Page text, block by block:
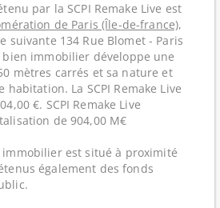
par la SCPI Remake Live est
de Paris (Île-de-france),
suivante 134 Rue Blomet - Paris
bien immobilier développe une
mètres carrés et sa nature et
La SCPI Remake Live
€. SCPI Remake Live
de 904,00 M€
est situé à proximité
également des fonds